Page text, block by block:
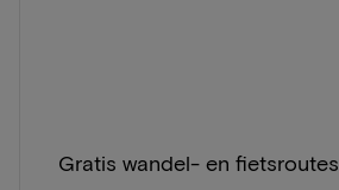
Gratis wandel- en fietsroutes